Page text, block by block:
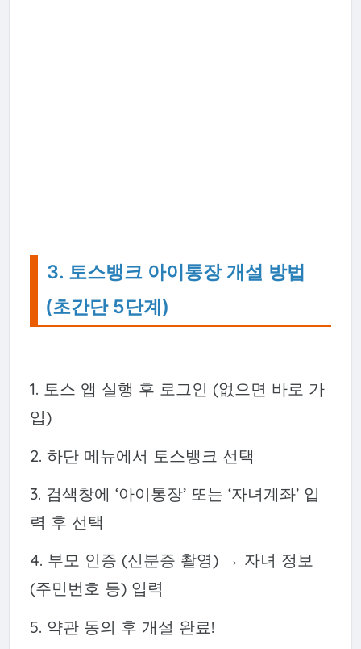
3. 토스뱅크 아이통장 개설 방법
(초간단 5단계)
1. 토스 앱 실행 후 로그인 (없으면 바로 가
입)
2. 하단 메뉴에서 토스뱅크 선택
3. 검색창에 ‘아이통장’ 또는 ‘자녀계좌’ 입
력 후 선택
4. 부모 인증 (신분증 촬영) → 자녀 정보
(주민번호 등) 입력
5. 약관 동의 후 개설 완료!